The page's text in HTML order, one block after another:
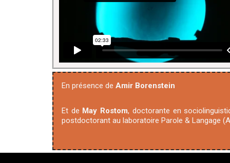
En présence de Amir Borenstein
Et de May Rostom, doctorante en
postdoctorant au laboratoire Parole & Langage